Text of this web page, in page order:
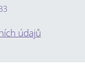
t
údajů